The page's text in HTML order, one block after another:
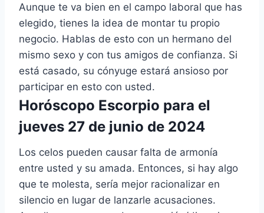
Aunque te va bien en el campo laboral que has
elegido, tienes la idea de montar tu propio
negocio. Hablas de esto con un hermano del
mismo sexo y con tus amigos de confianza. Si
está casado, su cónyuge estará ansioso por
participar en esto con usted.
Horóscopo Escorpio para el
jueves 27 de junio de 2024
Los celos pueden causar falta de armonía
entre usted y su amada. Entonces, si hay algo
que te molesta, sería mejor racionalizar en
silencio en lugar de lanzarle acusaciones.